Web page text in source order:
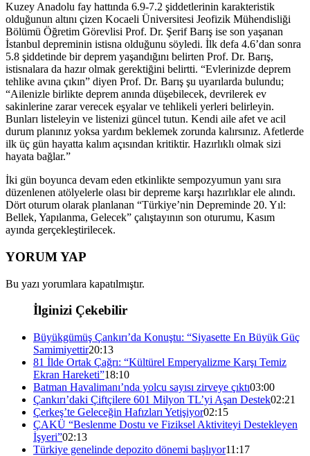
Kuzey Anadolu fay hattında 6.9-7.2 şiddetlerinin karakteristik
olduğunun altını çizen Kocaeli Üniversitesi Jeofizik Mühendisliği
Bölümü Öğretim Görevlisi Prof. Dr. Şerif Barış ise son yaşanan
İstanbul depreminin istisna olduğunu söyledi. İlk defa 4.6’dan sonra
5.8 şiddetinde bir deprem yaşandığını belirten Prof. Dr. Barış,
istisnalara da hazır olmak gerektiğini belirtti. “Evlerinizde deprem
tehlike avına çıkın” diyen Prof. Dr. Barış şu uyarılarda bulundu;
“Ailenizle birlikte deprem anında düşebilecek, devrilerek ev
sakinlerine zarar verecek eşyalar ve tehlikeli yerleri belirleyin.
Bunları listeleyin ve listenizi güncel tutun. Kendi aile afet ve acil
durum planınız yoksa yardım beklemek zorunda kalırsınız. Afetlerde
ilk üç gün hayatta kalım açısından kritiktir. Hazırlıklı olmak sizi
hayata bağlar.”
İki gün boyunca devam eden etkinlikte sempozyumun yanı sıra
düzenlenen atölyelerle olası bir depreme karşı hazırlıklar ele alındı.
Dört oturum olarak planlanan “Türkiye’nin Depreminde 20. Yıl:
Bellek, Yapılanma, Gelecek” çalıştayının son oturumu, Kasım
ayında gerçekleştirilecek.
YORUM YAP
Bu yazı yorumlara kapatılmıştır.
İlginizi Çekebilir
Büyükgümüş Çankırı’da Konuştu: “Siyasette En Büyük Güç
Samimiyettir20:13
81 İlde Ortak Çağrı: “Kültürel Emperyalizme Karşı Temiz
Ekran Hareketi”18:10
Batman Havalimanı’nda yolcu sayısı zirveye çıktı03:00
Çankırı’daki Çiftçilere 601 Milyon TL’yi Aşan Destek02:21
Çerkeş’te Geleceğin Hafızları Yetişiyor02:15
ÇAKÜ “Beslenme Dostu ve Fiziksel Aktiviteyi Destekleyen
İşyeri”02:13
Türkiye genelinde depozito dönemi başlıyor11:17